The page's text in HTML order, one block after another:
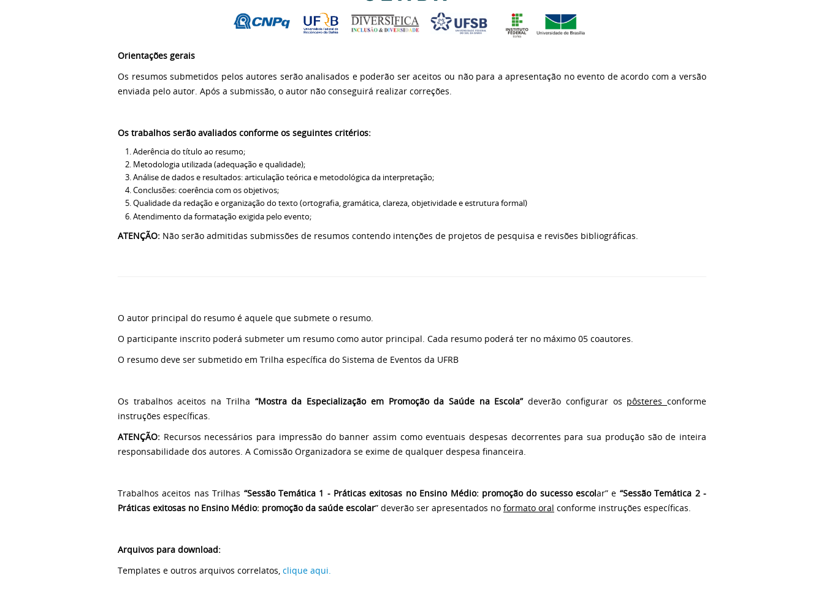
Orientações gerais
Os resumos submetidos pelos autores serão analisados e poderão ser aceitos ou não para a apresentação no evento de acordo com a versão
enviada pelo autor. Após a submissão, o autor não conseguirá realizar correções.
Os trabalhos serão avaliados conforme os seguintes critérios:
Aderência do título ao resumo;
Metodologia utilizada (adequação e qualidade);
Análise de dados e resultados: articulação teórica e metodológica da interpretação;
Conclusões: coerência com os objetivos;
Qualidade da redação e organização do texto (ortografia, gramática, clareza, objetividade e estrutura formal)
Atendimento da formatação exigida pelo evento;
ATENÇÃO: Não serão admitidas submissões de resumos contendo intenções de projetos de pesquisa e revisões bibliográficas.
O autor principal do resumo é aquele que submete o resumo.
O participante inscrito poderá submeter um resumo como autor principal. Cada resumo poderá ter no máximo 05 coautores.
O resumo deve ser submetido em Trilha específica do Sistema de Eventos da UFRB
Os trabalhos aceitos na Trilha “Mostra da Especialização em Promoção da Saúde na Escola”deverão configurar os pôsteresconforme
instruções específicas.
ATENÇÃO: Recursos necessários para impressão do banner assim como eventuais despesas decorrentes para sua produção são de inteira
responsabilidade dos autores. A Comissão Organizadora se exime de qualquer despesa financeira.
Trabalhos aceitos nas Trilhas “Sessão Temática 1 - Práticas exitosas no Ensino Médio: promoção do sucesso escolar” e “Sessão Temática 2 -
Práticas exitosas no Ensino Médio: promoção da saúde escolar” deverão ser apresentados no formato oral conforme instruções específicas.
Arquivos para download:
Templates e outros arquivos correlatos, clique aqui.